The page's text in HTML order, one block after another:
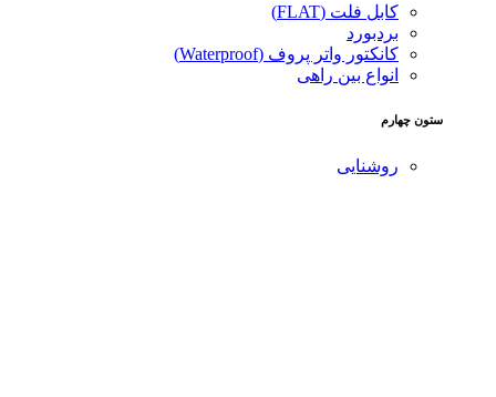
کابل فلت (FLAT)
بردبورد
کانکتور واتر پروف (Waterproof)
انواع بین راهی
ستون چهارم
روشنایی